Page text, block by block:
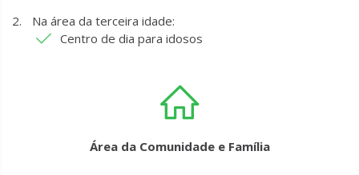
Na área da terceira idade:
Centro de dia para idosos
Área da Comunidade e Família